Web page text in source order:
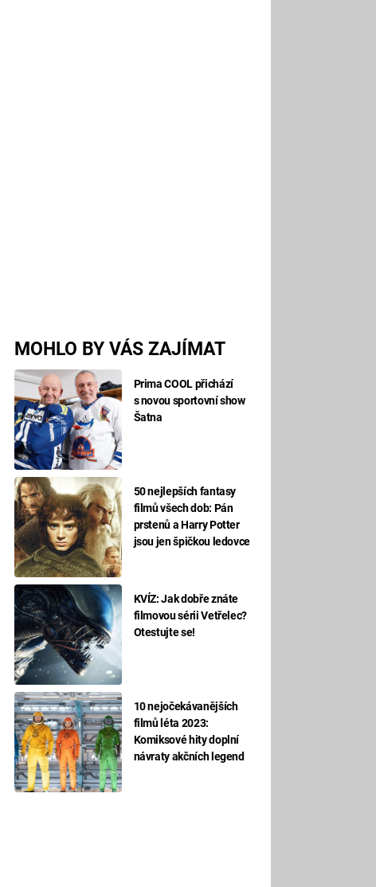
MOHLO BY VÁS ZAJÍMAT
Prima COOL přichází
s novou sportovní show
Šatna
50 nejlepších fantasy
filmů všech dob: Pán
prstenů a Harry Potter
jsou jen špičkou ledovce
KVÍZ: Jak dobře znáte
filmovou sérii Vetřelec?
Otestujte se!
10 nejočekávanějších
filmů léta 2023:
Komiksové hity doplní
návraty akčních legend